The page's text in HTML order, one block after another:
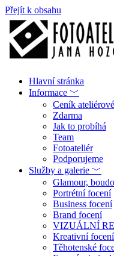
Přejít k obsahu
Hlavní stránka
Informace ﹀
Ceník
Zdarma
Jak to probíhá
Team
Fotoateliér
Podporujeme
Služby a galerie ﹀
Glamour,
Portrétní focení
Business focení
Brand focení
VIZUÁLNÍ
Kreativní focení
Těhotenské